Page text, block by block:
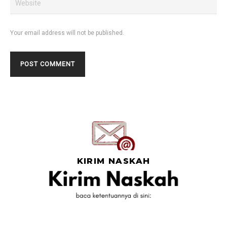
Your email address will not be published.
KIRIM NASKAH